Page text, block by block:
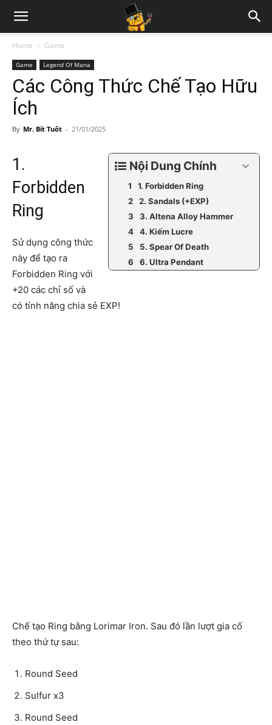
Home Game
Game Legend Of Mana
Các Công Thức Chế Tạo Hữu
Ích
By Mr. Bít Tuốt - 21/01/2025
Nội Dung Chính
1. Forbidden Ring
2. Sandals (+EXP)
3. Altena Alloy Hammer
4. Kiếm Lucre
5. Spear Of Death
6. Ultra Pendant
1.
Forbidden
Ring
Sử dụng công thức
này để tạo ra
Forbidden Ring với
+20 các chỉ số và
có tính năng chia sẻ EXP!
Chế tạo Ring bằng Lorimar Iron. Sau đó lần lượt gia cố
theo thứ tự sau:
Round Seed
Sulfur x3
Round Seed